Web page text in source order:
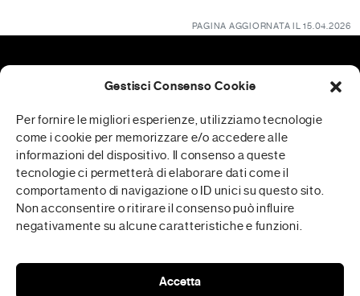
Gestisci Consenso Cookie
Per fornire le migliori esperienze, utilizziamo tecnologie
come i cookie per memorizzare e/o accedere alle
informazioni del dispositivo. Il consenso a queste
tecnologie ci permetterà di elaborare dati come il
comportamento di navigazione o ID unici su questo sito.
Non acconsentire o ritirare il consenso può influire
negativamente su alcune caratteristiche e funzioni.
Accetta
PAGINA AGGIORNATA IL 15.04.2026
Patrocini
RFP è realizzata in collaborazione con
Media Partner